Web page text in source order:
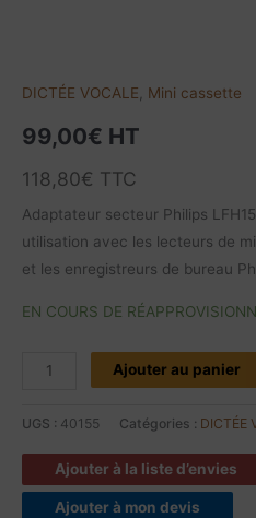
DICTÉE VOCALE Mini cassette
99,00€ HT
118,80€ TTC
Adaptateur secteur Philips
utilisation avec les lecteurs de
et les enregistreurs de bureau
EN COURS DE
Ajouter au panier
UGS : 40155 Catégories : DICTÉE
Ajouter à la liste d’envies
Ajouter à mon devis